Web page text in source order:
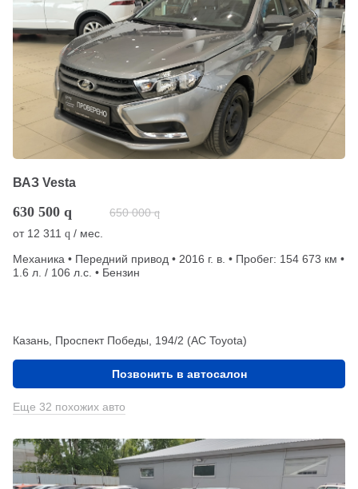
ВАЗ Vesta
630 500 q 650 000 q
от 12 311 q / мес.
Механика • Передний привод • 2016 г. в. • Пробег: 154 673 км •
1.6 л. / 106 л.с. • Бензин
Казань, Проспект Победы, 194/2 (АС Toyota)
Позвонить в автосалон
Еще 32 похожих авто